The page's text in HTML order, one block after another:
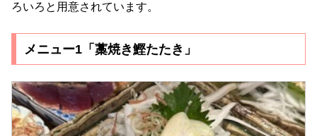
ろいろと用意されています。
メニュー1「藁焼き鰹たたき」